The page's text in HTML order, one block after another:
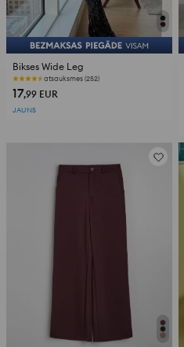
Bikses Wide Leg
atsauksmes (252)
17,99 EUR
JAUNS